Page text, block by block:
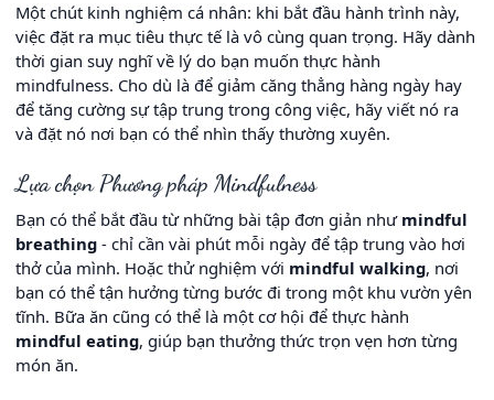
Một chút kinh nghiệm cá nhân: khi bắt đầu hành trình này,
việc đặt ra mục tiêu thực tế là vô cùng quan trọng. Hãy dành
thời gian suy nghĩ về lý do bạn muốn thực hành
mindfulness. Cho dù là để giảm căng thẳng hàng ngày hay
để tăng cường sự tập trung trong công việc, hãy viết nó ra
và đặt nó nơi bạn có thể nhìn thấy thường xuyên.
Lựa chọn Phương pháp Mindfulness
Bạn có thể bắt đầu từ những bài tập đơn giản như mindful
breathing - chỉ cần vài phút mỗi ngày để tập trung vào hơi
thở của mình. Hoặc thử nghiệm với mindful walking, nơi
bạn có thể tận hưởng từng bước đi trong một khu vườn yên
tĩnh. Bữa ăn cũng có thể là một cơ hội để thực hành
mindful eating, giúp bạn thưởng thức trọn vẹn hơn từng
món ăn.